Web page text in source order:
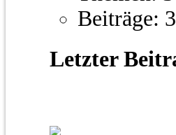
Beiträge:
Letzter